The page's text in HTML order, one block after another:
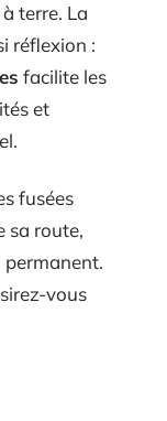
terre. La
réflexion :
facilite les
et
fusées
sa route,
permanent.
vous